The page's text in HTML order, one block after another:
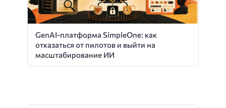
GenAI-платформа SimpleOne: как
отказаться от пилотов и выйти на
масштабирование ИИ